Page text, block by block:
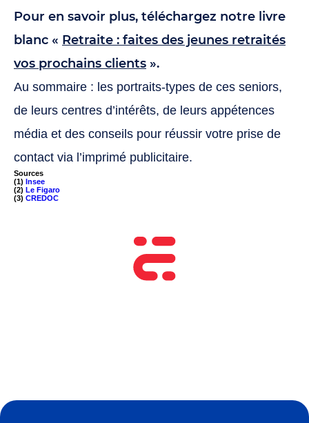
Pour en savoir plus, téléchargez notre livre
blanc « Retraite : faites des jeunes retraités
vos prochains clients ».
Au sommaire : les portraits-types de ces seniors,
de leurs centres d’intérêts, de leurs appétences
média et des conseils pour réussir votre prise de
contact via l’imprimé publicitaire.
Sources
(1) Insee
(2) Le Figaro
(3) CREDOC